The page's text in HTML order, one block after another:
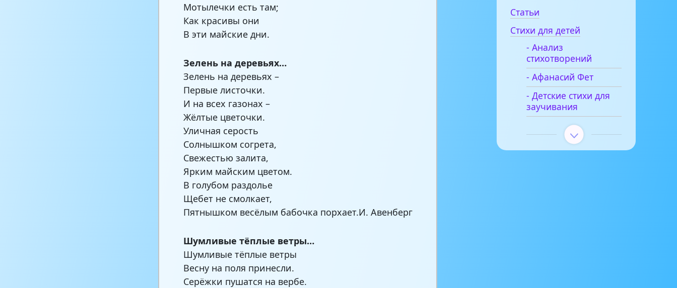
Мотылечки есть там;
Как красивы они
В эти майские дни.
Зелень на деревьях…
Зелень на деревьях –
Первые листочки.
И на всех газонах –
Жёлтые цветочки.
Уличная серость
Солнышком согрета,
Свежестью залита,
Ярким майским цветом.
В голубом раздолье
Щебет не смолкает,
Пятнышком весёлым бабочка порхает.И. Авенберг
Шумливые тёплые ветры…
Шумливые тёплые ветры
Весну на поля принесли.
Серёжки пушатся на вербе.
Статьи
Стихи для детей
- Анализ
стихотворений
- Афанасий Фет
- Детские стихи для
заучивания